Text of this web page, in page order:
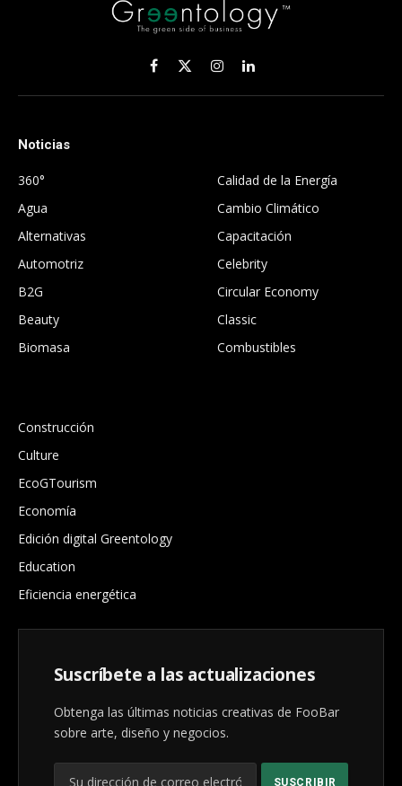
Facebook
X
(Twitter)
InstagramLinkedIn
Noticias
360°
Agua
Alternativas
Automotriz
B2G
Beauty
Biomasa
Calidad de la Energía
Cambio Climático
Capacitación
Celebrity
Circular Economy
Classic
Combustibles
Construcción
Culture
EcoGTourism
Economía
Edición digital Greentology
Education
Eficiencia energética
Suscríbete a las actualizaciones
Obtenga las últimas noticias creativas de FooBar
sobre arte, diseño y negocios.